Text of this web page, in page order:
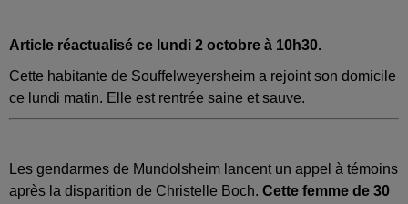
Article réactualisé ce lundi 2 octobre à 10h30.
Cette habitante de Souffelweyersheim a rejoint son domicile
ce lundi matin. Elle est rentrée saine et sauve.
Les gendarmes de Mundolsheim lancent un appel à témoins
après la disparition de Christelle Boch. Cette femme de 30